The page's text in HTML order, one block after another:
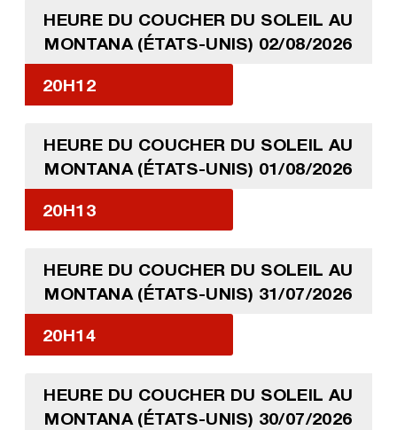
HEURE DU COUCHER DU SOLEIL AU
MONTANA (ÉTATS-UNIS) 02/08/2026
20H12
HEURE DU COUCHER DU SOLEIL AU
MONTANA (ÉTATS-UNIS) 01/08/2026
20H13
HEURE DU COUCHER DU SOLEIL AU
MONTANA (ÉTATS-UNIS) 31/07/2026
20H14
HEURE DU COUCHER DU SOLEIL AU
MONTANA (ÉTATS-UNIS) 30/07/2026